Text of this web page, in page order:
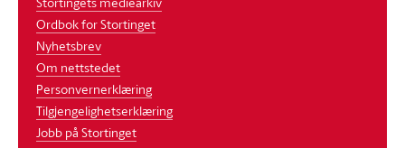
Ordbok for Stortinget
Nyhetsbrev
Om nettstedet
Personvernerklæring
Tilgjengelighetserklæring
Jobb på Stortinget